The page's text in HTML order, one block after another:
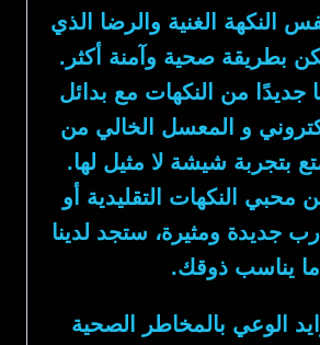
النكهة الغنية والرضا الذي
بطريقة صحية وآمنة أكثر.
جديدًا من النكهات مع بدائل
و المعسل الخالي من
بتجربة شيشة لا مثيل لها.
النكهات التقليدية أو
جديدة ومثيرة، ستجد لدينا
ما يناسب ذوقك.
الوعي بالمخاطر الصحية